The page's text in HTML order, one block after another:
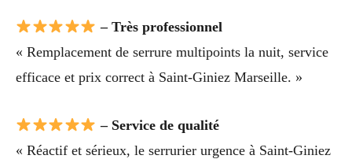
– Très professionnel
« Remplacement de serrure multipoints la nuit, service
efficace et prix correct à Saint-Giniez Marseille. »
– Service de qualité
« Réactif et sérieux, le serrurier urgence à Saint-Giniez